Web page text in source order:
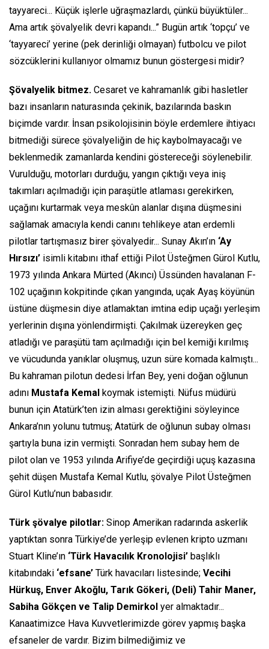
tayyareci... Küçük işlerle uğraşmazlardı, çünkü büyüktüler...
Ama artık şövalyelik devri kapandı...” Bugün artık ‘topçu’ ve
‘tayyareci’ yerine (pek derinliği olmayan) futbolcu ve pilot
sözcüklerini kullanıyor olmamız bunun göstergesi midir?
Şövalyelik bitmez. Cesaret ve kahramanlık gibi hasletler
bazı insanların naturasında çekinik, bazılarında baskın
biçimde vardır. İnsan psikolojisinin böyle erdemlere ihtiyacı
bitmediği sürece şövalyeliğin de hiç kaybolmayacağı ve
beklenmedik zamanlarda kendini göstereceği söylenebilir.
Vurulduğu, motorları durduğu, yangın çıktığı veya iniş
takımları açılmadığı için paraşütle atlaması gerekirken,
uçağını kurtarmak veya meskûn alanlar dışına düşmesini
sağlamak amacıyla kendi canını tehlikeye atan erdemli
pilotlar tartışmasız birer şövalyedir... Sunay Akın’ın ‘Ay
Hırsızı’ isimli kitabını ithaf ettiği Pilot Üsteğmen Gürol Kutlu,
1973 yılında Ankara Mürted (Akıncı) Üssünden havalanan F-
102 uçağının kokpitinde çıkan yangında, uçak Ayaş köyünün
üstüne düşmesin diye atlamaktan imtina edip uçağı yerleşim
yerlerinin dışına yönlendirmişti. Çakılmak üzereyken geç
atladığı ve paraşütü tam açılmadığı için bel kemiği kırılmış
ve vücudunda yanıklar oluşmuş, uzun süre komada kalmıştı...
Bu kahraman pilotun dedesi İrfan Bey, yeni doğan oğlunun
adını Mustafa Kemal koymak istemişti. Nüfus müdürü
bunun için Atatürk’ten izin alması gerektiğini söyleyince
Ankara’nın yolunu tutmuş; Atatürk de oğlunun subay olması
şartıyla buna izin vermişti. Sonradan hem subay hem de
pilot olan ve 1953 yılında Arifiye’de geçirdiği uçuş kazasına
şehit düşen Mustafa Kemal Kutlu, şövalye Pilot Üsteğmen
Gürol Kutlu’nun babasıdır.
Türk şövalye pilotlar: Sinop Amerikan radarında askerlik
yaptıktan sonra Türkiye’de yerleşip evlenen kripto uzmanı
Stuart Kline’ın ‘Türk Havacılık Kronolojisi’ başlıklı
kitabındaki ‘efsane’ Türk havacıları listesinde; Vecihi
Hürkuş, Enver Akoğlu, Tarık Gökeri, (Deli) Tahir Maner,
Sabiha Gökçen ve Talip Demirkol yer almaktadır...
Kanaatimizce Hava Kuvvetlerimizde görev yapmış başka
efsaneler de vardır. Bizim bilmediğimiz ve